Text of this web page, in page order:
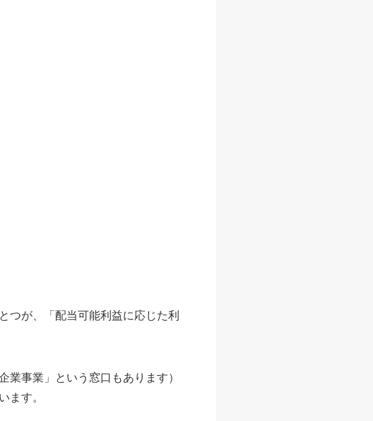
つが、「配当可能利益に応じた利
事業」という窓口もあります）
す。